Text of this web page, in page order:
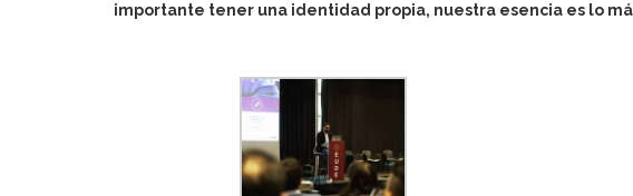
importante tener una identidad propia, nuestra esencia es lo